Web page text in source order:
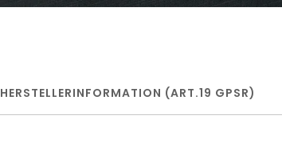
HERSTELLERINFORMATION (ART.19 GPSR)